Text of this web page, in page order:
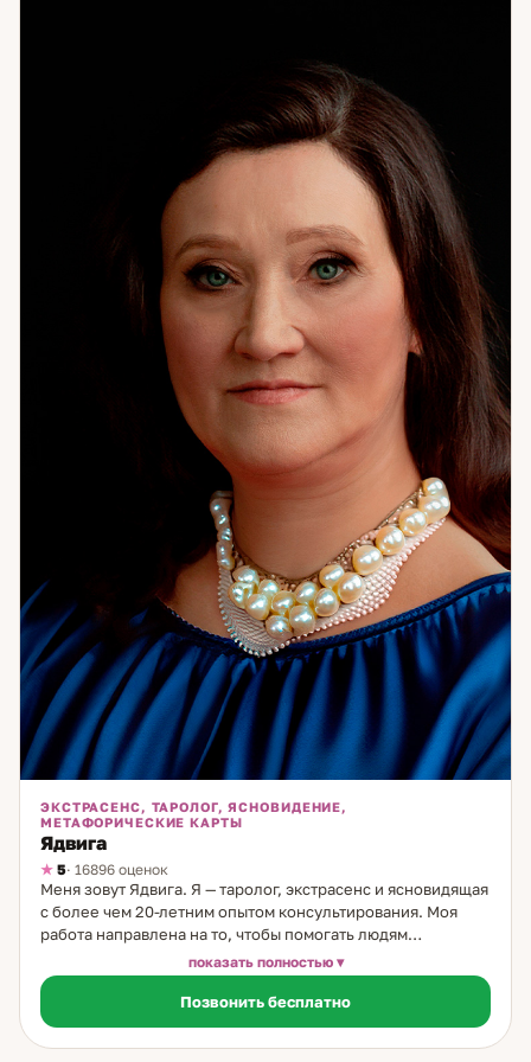
собственных решений на годы. Счастье — это когда
живёшь в согласии с собой. Не с ожиданиями других,
не с тем, «как правильно» — а с тем, кто вы есть.
Помогаю это найти. Если хотите понять себя точнее —
приходите. Начнём с цифр.
ЭКСТРАСЕНС, ТАРОЛОГ, ЯСНОВИДЕНИЕ,
МЕТАФОРИЧЕСКИЕ КАРТЫ
Ядвига
5· 16896 оценок
Меня зовут Ядвига. Я — таролог, экстрасенс и ясновидящая
с более чем 20-летним опытом консультирования. Моя
работа направлена на то, чтобы помогать людям
разобраться в сложных жизненных ситуациях, особенно
тех, что касаются личных отношений и выбора пути. В
своей практике я использую классические карты Таро,
Ленорман и руны. Эти древние системы позволяют
глубоко увидеть причины происходящего, понять
показать полностью
Позвонить бесплатно